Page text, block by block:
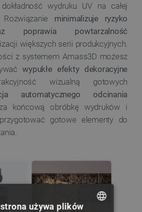
wydruku UV na całej
minimalizuje ryzyko
poprawia powtarzalność
większych serii produkcyjnych.
z systemem Amass3D możesz
wypukłe efekty dekoracyjne
wizualną gotowych
automatycznego odcinania
końcową obróbkę wydruków i
gotowe elementy do
używa plików